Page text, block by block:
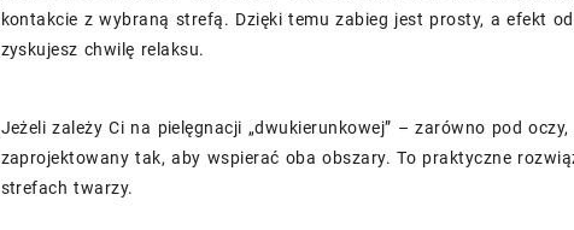
kontakcie z wybraną strefą. Dzięki temu zabieg jest prosty, a efekt
zyskujesz chwilę relaksu.
Jeżeli zależy Ci na pielęgnacji „dwukierunkowej” – zarówno pod
zaprojektowany tak, aby wspierać oba obszary. To praktyczne
strefach twarzy.